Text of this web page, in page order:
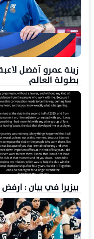
زينة عمرو أفضل
بطولة العالم
بيزيرا في بيان :